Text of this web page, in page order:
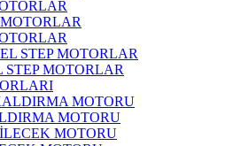
MOTORLAR
MOTORU